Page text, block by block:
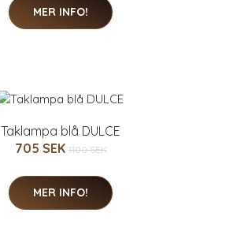
MER INFO!
Taklampa blå DULCE
705 SEK 1100 SEK
MER INFO!